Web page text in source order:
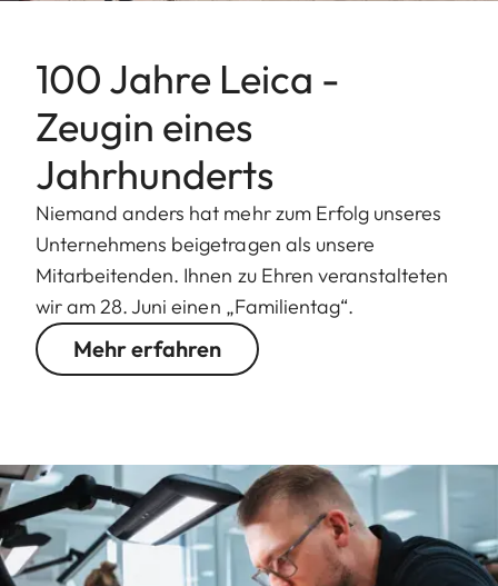
100 Jahre Leica -
Zeugin eines
Jahrhunderts
Niemand anders hat mehr zum Erfolg unseres
Unternehmens beigetragen als unsere
Mitarbeitenden. Ihnen zu Ehren veranstalteten
wir am 28. Juni einen „Familientag“.
Mehr erfahren